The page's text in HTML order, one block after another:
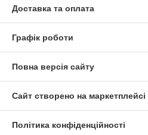
Доставка та оплата
Графік роботи
Повна версія сайту
Сайт створено на маркетплейсі
Політика конфіденційності